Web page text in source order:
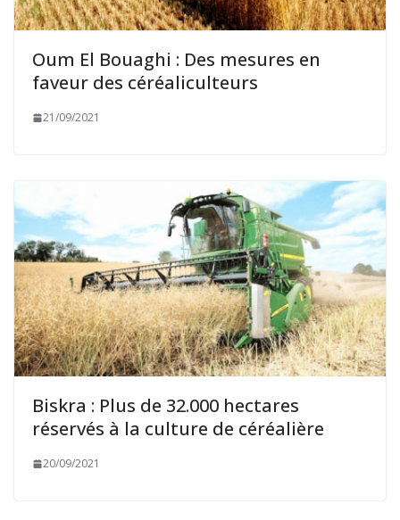
Oum El Bouaghi : Des mesures en
faveur des céréaliculteurs
21/09/2021
Biskra : Plus de 32.000 hectares
réservés à la culture de céréalière
20/09/2021